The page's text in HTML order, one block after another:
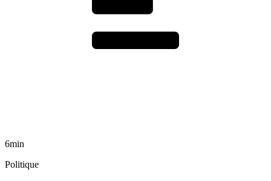
6min
Politique